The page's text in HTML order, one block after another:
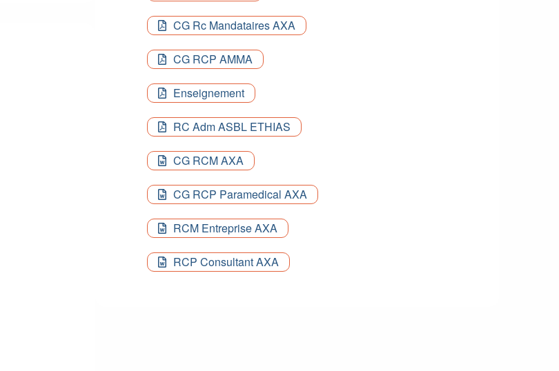
CG Rc Mandataires AXA
CG RCP AMMA
Enseignement
RC Adm ASBL ETHIAS
CG RCM AXA
CG RCP Paramedical AXA
RCM Entreprise AXA
RCP Consultant AXA